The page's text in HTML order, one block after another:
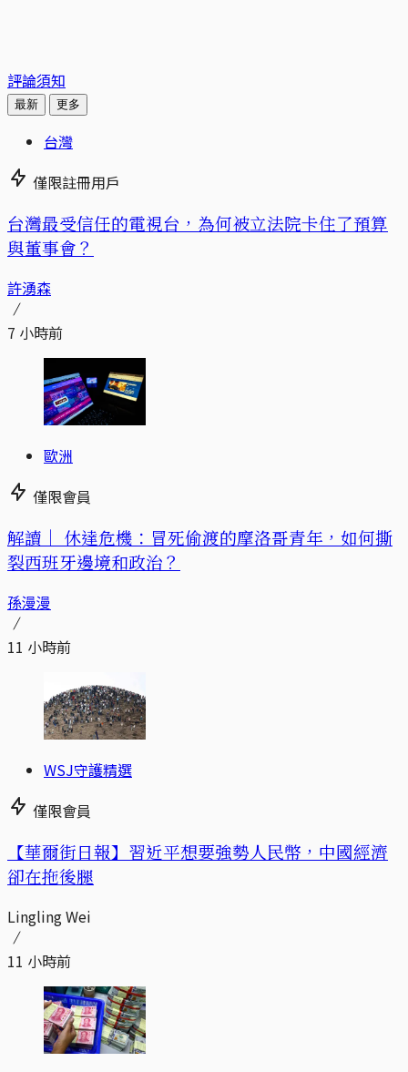
評論須知
最新 更多
台灣
僅限註冊用戶
台灣最受信任的電視台，為何被立法院卡住了預算
與董事會？
許湧森
7 小時前
歐洲
僅限會員
解讀｜ 休達危機：冒死偷渡的摩洛哥青年，如何撕
裂西班牙邊境和政治？
孫漫漫
11 小時前
WSJ守護精選
僅限會員
【華爾街日報】習近平想要強勢人民幣，中國經濟
卻在拖後腿
Lingling Wei
11 小時前